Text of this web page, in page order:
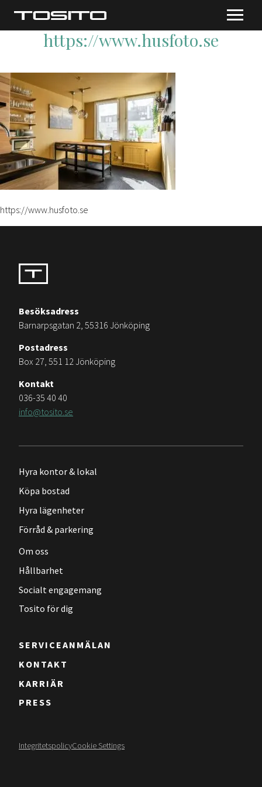
https://www.husfoto.se
https://www.husfoto.se
Besöksadress
Barnarpsgatan 2, 55316 Jönköping
Postadress
Box 27, 551 12 Jönköping
Kontakt
036-35 40 40
info@tosito.se
Hyra kontor & lokal
Köpa bostad
Hyra lägenheter
Förråd & parkering
Om oss
Hållbarhet
Socialt engagemang
Tosito för dig
SERVICEANMÄLAN
KONTAKT
KARRIÄR
PRESS
IntegritetspolicyCookie Settings